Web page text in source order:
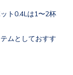
ト0.4Lは1〜2杯
ムとしておすす